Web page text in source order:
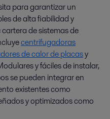
para garantizar un
de alta fiabilidad y
de sistemas de
centrifugadoras
de calor de placasy
y fáciles de instalar,
se pueden integrar en
existentes como
y optimizados como